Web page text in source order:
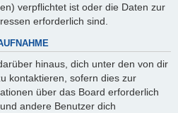
verpflichtet ist oder die Daten zur
erforderlich sind.
hinaus, dich unter den von dir
kontaktieren, sofern dies zur
über das Board erforderlich
andere Benutzer dich